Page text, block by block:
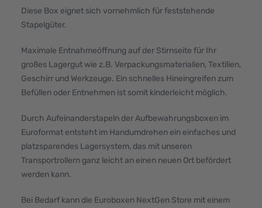
Diese Box eignet sich vornehmlich für feststehende
Stapelgüter.
Maximale Entnahmeöffnung auf der Stirnseite für Ihr
großes Lagergut wie z.B. Verpackungsmaterialien, Textilien,
Geschirr und Werkzeuge. Ein schnelles Hineingreifen zum
Befüllen oder Entnehmen ist somit kinderleicht möglich.
Durch Aufeinanderstapeln der Aufbewahrungsboxen im
Euroformat entsteht im Handumdrehen ein einfaches und
platzsparendes Lagersystem, das mit unseren
Transportrollern ganz leicht an einen neuen Ort befördert
werden kann.
Bei Bedarf kann die Euroboxen NextGen Store mit einem